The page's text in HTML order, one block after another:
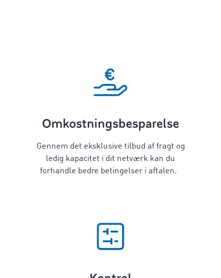
Omkostningsbesparelse
Gennem det eksklusive tilbud af fragt og
ledig kapacitet i dit netværk kan du
forhandle bedre betingelser i aftalen.